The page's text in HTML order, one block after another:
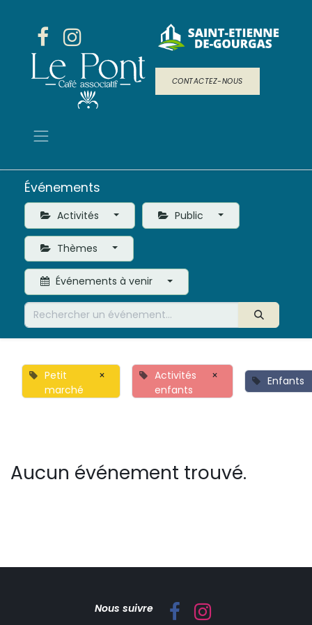
CONTACTEZ-NOUS
Événements
Activités Public
Thèmes
Événements à venir
Petit
marché
×
Activités
enfants
× Enfants
Aucun événement trouvé.
Nous suivre